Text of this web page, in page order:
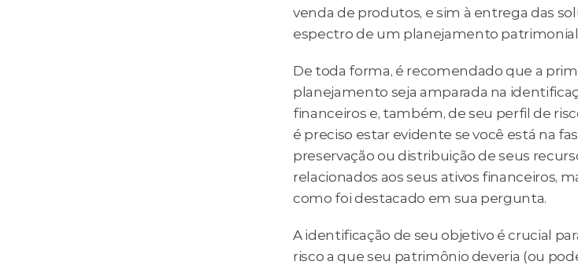
venda de produtos, e sim à entrega das
espectro de um planejamento
De toda forma, é recomendado que a
planejamento seja amparada na
financeiros e, também, de seu perfil de
é preciso estar evidente se você está na
preservação ou distribuição de seus
relacionados aos seus ativos financeiros,
como foi destacado em sua pergunta.
A identificação de seu objetivo é crucial
risco a que seu patrimônio deveria (ou